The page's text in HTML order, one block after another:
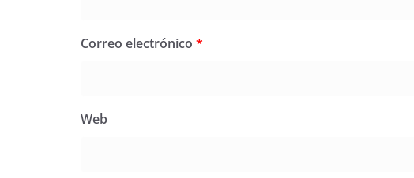
Correo electrónico *
Web